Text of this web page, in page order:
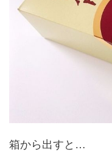
箱から出すと…